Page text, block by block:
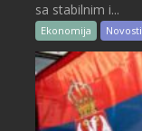
sa stabilnim i...
Ekonomija Novosti